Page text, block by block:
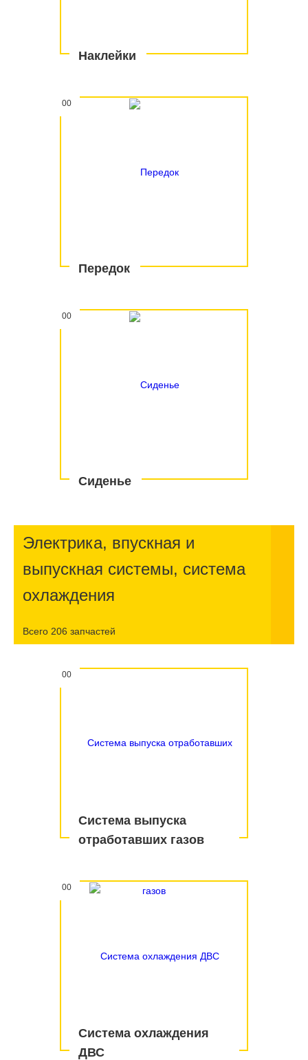
Наклейки
00
Передок
00
Сиденье
Электрика, впускная и
выпускная системы, система
охлаждения
Всего 206 запчастей
00
Система выпуска
отработавших газов
00
Система охлаждения
ДВС